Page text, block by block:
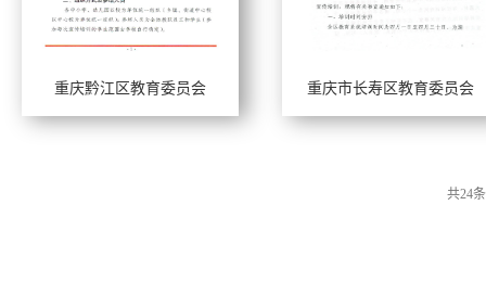
重庆黔江区教育委员会
工作年限：
重庆市长寿区教育委员会
工作年限：
共24条